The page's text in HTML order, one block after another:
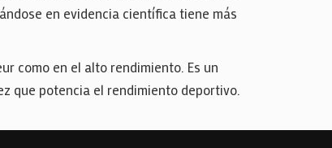
en evidencia científica tiene más
como en el alto rendimiento. Es un
que potencia el rendimiento deportivo.